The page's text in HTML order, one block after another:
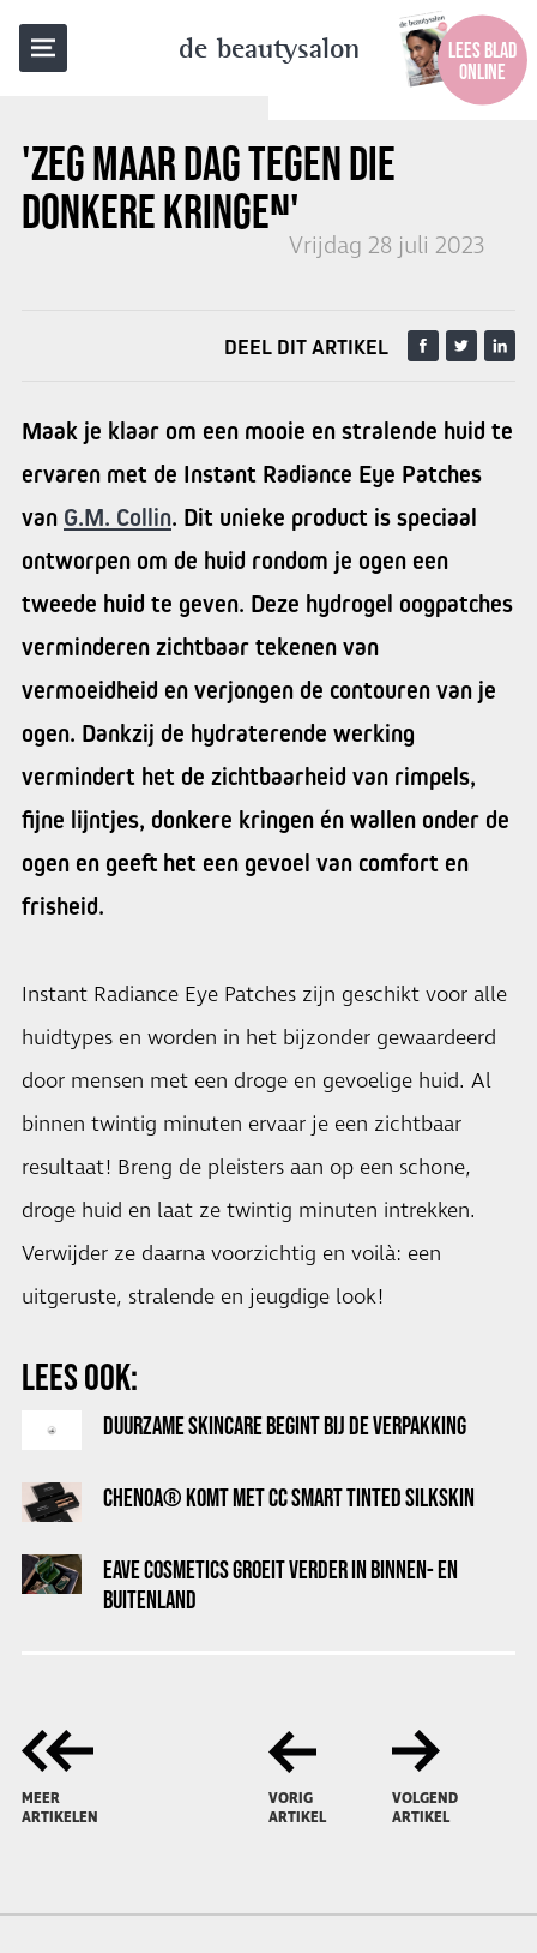
de beautysalon
LEES BLAD
ONLINE
'ZEG MAAR DAG TEGEN DIE
DONKERE KRINGEN'
Vrijdag 28 juli 2023
TERUG NAAR OVERZICHT
DEEL DIT ARTIKEL
Maak je klaar om een mooie en stralende huid te
ervaren met de Instant Radiance Eye Patches
van G.M. Collin. Dit unieke product is speciaal
ontworpen om de huid rondom je ogen een
tweede huid te geven. Deze hydrogel oogpatches
verminderen zichtbaar tekenen van
vermoeidheid en verjongen de contouren van je
ogen. Dankzij de hydraterende werking
vermindert het de zichtbaarheid van rimpels,
fijne lijntjes, donkere kringen én wallen onder de
ogen en geeft het een gevoel van comfort en
frisheid.
Instant Radiance Eye Patches zijn geschikt voor alle
huidtypes en worden in het bijzonder gewaardeerd
door mensen met een droge en gevoelige huid. Al
binnen twintig minuten ervaar je een zichtbaar
resultaat! Breng de pleisters aan op een schone,
droge huid en laat ze twintig minuten intrekken.
Verwijder ze daarna voorzichtig en voilà: een
uitgeruste, stralende en jeugdige look!
LEES OOK:
DUURZAME SKINCARE BEGINT BIJ DE VERPAKKING
CHENOA® KOMT MET CC SMART TINTED SILKSKIN
EAVE COSMETICS GROEIT VERDER IN BINNEN- EN
BUITENLAND
MEER
ARTIKELEN
VORIG
ARTIKEL
VOLGEND
ARTIKEL